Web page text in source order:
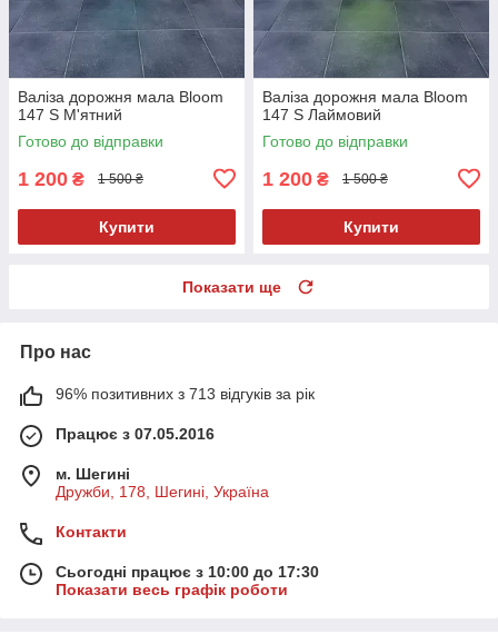
Валіза дорожня мала Bloom
147 S М'ятний
Готово до відправки
1 200 ₴ 1 500 ₴
Купити
Валіза дорожня мала Bloom
147 S Лаймовий
Готово до відправки
1 200 ₴ 1 500 ₴
Купити
Показати ще
Про нас
96% позитивних з 713 відгуків за рік
Працює з 07.05.2016
м. Шегині
Дружби, 178, Шегині, Україна
Контакти
Сьогодні працює з 10:00 до 17:30
Показати весь графік роботи